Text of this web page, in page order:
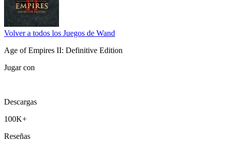
Volver a todos los Juegos de Wand
Age of Empires II: Definitive Edition
Jugar con
Descargas
100K+
Reseñas